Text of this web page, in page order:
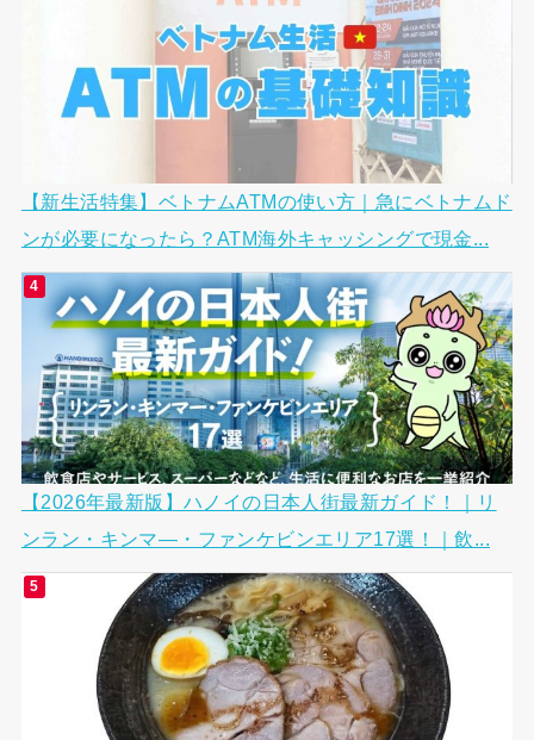
【新生活特集】ベトナムATMの使い方｜急にベトナムド
ンが必要になったら？ATM海外キャッシングで現金...
【2026年最新版】ハノイの日本人街最新ガイド！｜リ
ンラン・キンマ―・ファンケビンエリア17選！｜飲...